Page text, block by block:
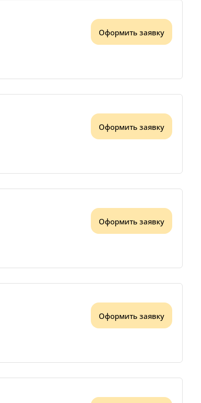
Оформить заявку
Оформить заявку
Оформить заявку
Оформить заявку